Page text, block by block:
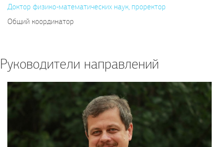
Доктор физико-математических наук, проректор
Общий координатор
Руководители направлений